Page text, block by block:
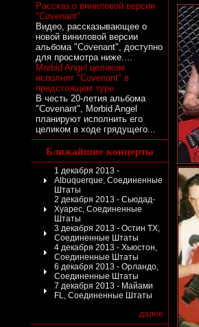
Рассказ о виниловой версии
"Covenant"
Видео, рассказывающее о
новой виниловой версии
альбома "Covenant", доступно
для просмотра ниже....
Morbid Angel целиком
исполнят "Covenant" в
предстоящем туре
В честь 20-летия альбома
"Covenant", Morbid Angel
планируют исполнить его
целиком в ходе грядущего...
Ближайшие концерты
1 декабря 2013 -
Albuquerque, Соединенные
Штаты
2 декабря 2013 - Сьюдад-
Хуарес, Соединенные
Штаты
3 декабря 2013 - Остин TX,
Соединенные Штаты
4 декабря 2013 - Хьюстон,
Соединенные Штаты
6 декабря 2013 - Орландо,
Соединенные Штаты
7 декабря 2013 - Майами
FL, Соединенные Штаты
далее